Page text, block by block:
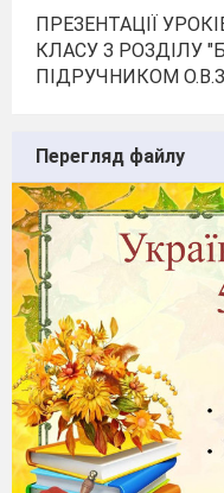
ПРЕЗЕНТАЦІЇ
КЛАСУ З РОЗДІЛУ
ПІДРУЧНИКОМ
Перегляд файлу